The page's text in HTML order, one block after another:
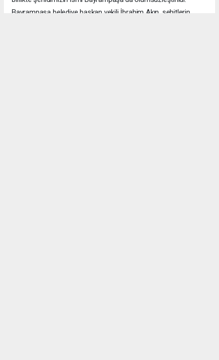
Bayrampaşa belediye başkan vekili İbrahim Akın, şehitlerin